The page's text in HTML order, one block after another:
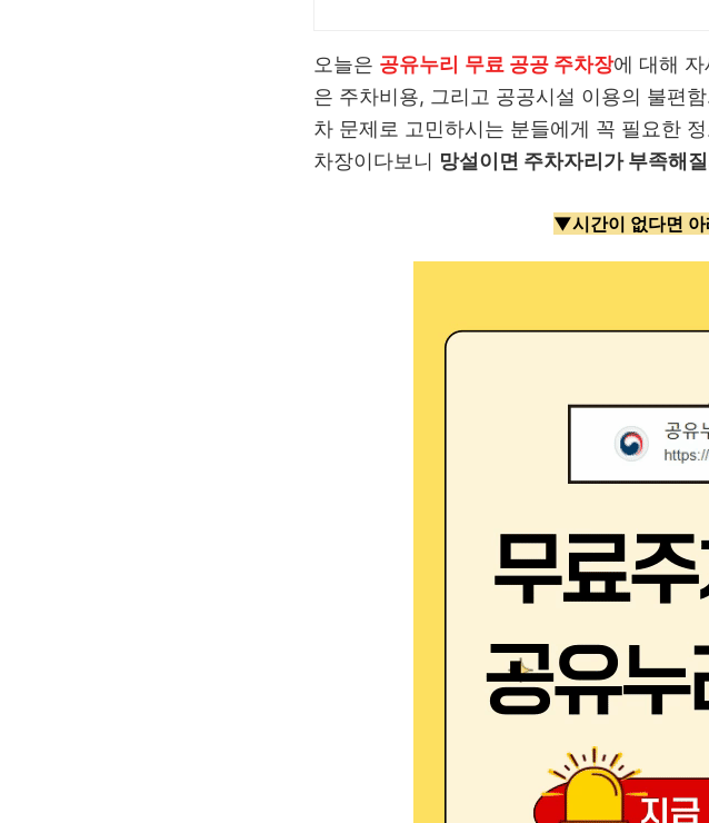
오늘은 공유누리 무료 공공 주차장에 대해
은 주차비용, 그리고 공공시설 이용의 불편
차 문제로 고민하시는 분들에게 꼭 필요한
차장이다보니 망설이면 주차자리가 부족해
▼시간이 없다면